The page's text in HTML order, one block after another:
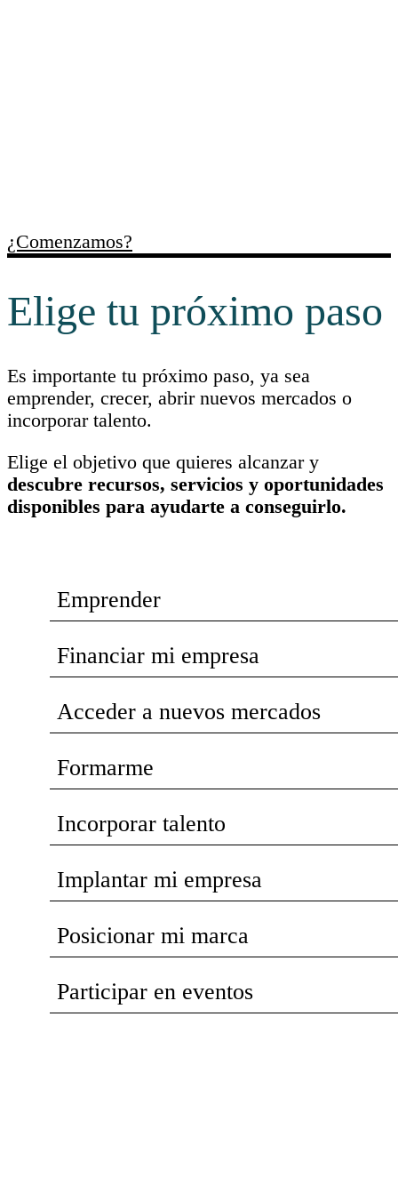
¿Comenzamos?
Elige tu próximo paso
Es importante tu próximo paso, ya sea
emprender, crecer, abrir nuevos mercados o
incorporar talento.
Elige el objetivo que quieres alcanzar y
descubre recursos, servicios y oportunidades
disponibles para ayudarte a conseguirlo.
Emprender
Financiar mi empresa
Acceder a nuevos mercados
Formarme
Incorporar talento
Implantar mi empresa
Posicionar mi marca
Participar en eventos